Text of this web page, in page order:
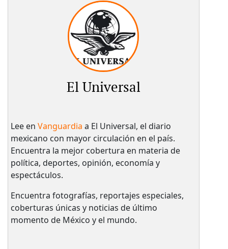
El Universal
Lee en Vanguardia a El Universal, el diario
mexicano con mayor circulación en el país.​
Encuentra la mejor cobertura en materia de
política, deportes, opinión, economía y
espectáculos.
Encuentra fotografías, reportajes especiales,
coberturas únicas y noticias de último
momento de México y el mundo.